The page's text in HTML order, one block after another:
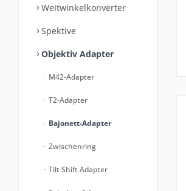
Weitwinkelkonverter
Spektive
Objektiv Adapter
M42-Adapter
T2-Adapter
Bajonett-Adapter
Zwischenring
Tilt Shift Adapter